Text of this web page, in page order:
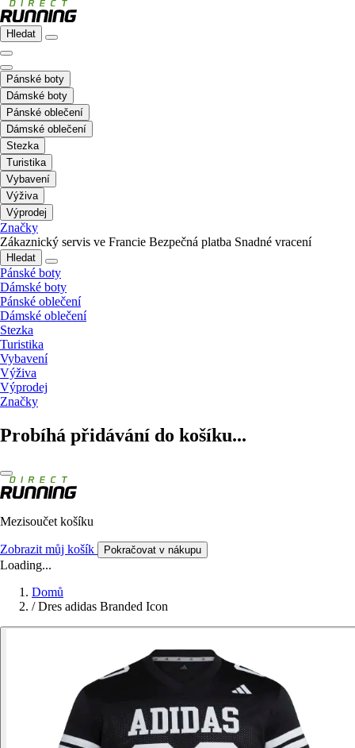
Hledat
Pánské boty
Dámské boty
Pánské oblečení
Dámské oblečení
Stezka
Turistika
Vybavení
Výživa
Výprodej
Značky
Zákaznický servis ve Francie Bezpečná platba Snadné vracení
Hledat
Pánské boty
Dámské boty
Pánské oblečení
Dámské oblečení
Stezka
Turistika
Vybavení
Výživa
Výprodej
Značky
Probíhá přidávání do košíku...
Mezisoučet košíku
Zobrazit můj košík Pokračovat v nákupu
Loading...
Domů
/ Dres adidas Branded Icon